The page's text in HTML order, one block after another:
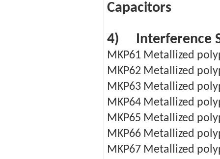
Capacitors
4) Interference
MKP61 Metallized
MKP62 Metallized
MKP63 Metallized
MKP64 Metallized
MKP65 Metallized
MKP66 Metallized
MKP67 Metallized